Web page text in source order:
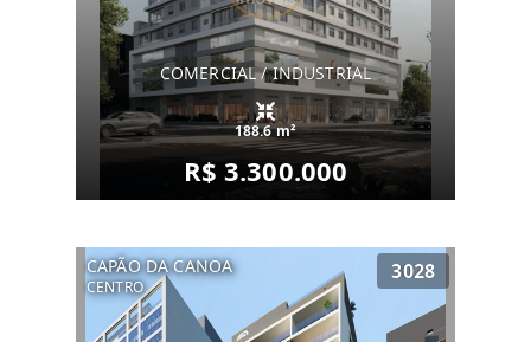
COMERCIAL / INDUSTRIAL
188.6 m²
R$ 3.300.000
CAPÃO DA CANOA
CENTRO
3028